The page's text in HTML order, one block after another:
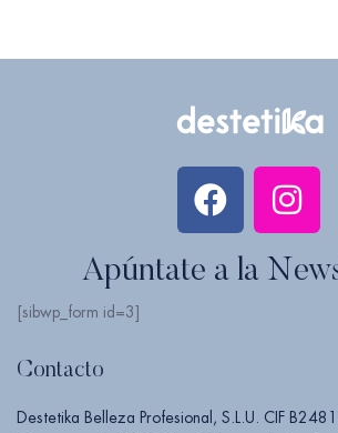
Apúntate a la
[sibwp_form id=3]
Contacto
Destetika Belleza Profesional, S.L.U. CIF